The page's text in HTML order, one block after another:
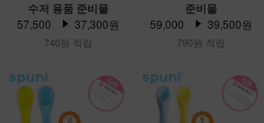
수저 용품 준비물
57,500 37,300원
740원 적립
준비물
59,000 39,500원
790원 적립